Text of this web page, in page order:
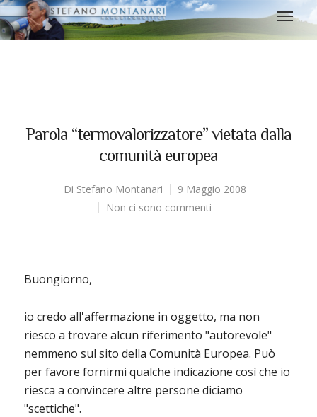
Parola “termovalorizzatore” vietata dalla
comunità europea
Di Stefano Montanari
9 Maggio 2008
Non ci sono commenti
Buongiorno,
io credo all'affermazione in oggetto, ma non
riesco a trovare alcun riferimento "autorevole"
nemmeno sul sito della Comunità Europea. Può
per favore fornirmi qualche indicazione così che io
riesca a convincere altre persone diciamo
"scettiche".